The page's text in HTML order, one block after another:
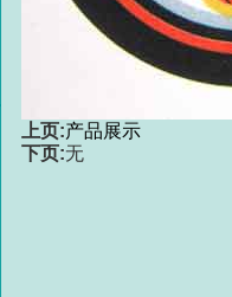
上页:产品展示
下页:无